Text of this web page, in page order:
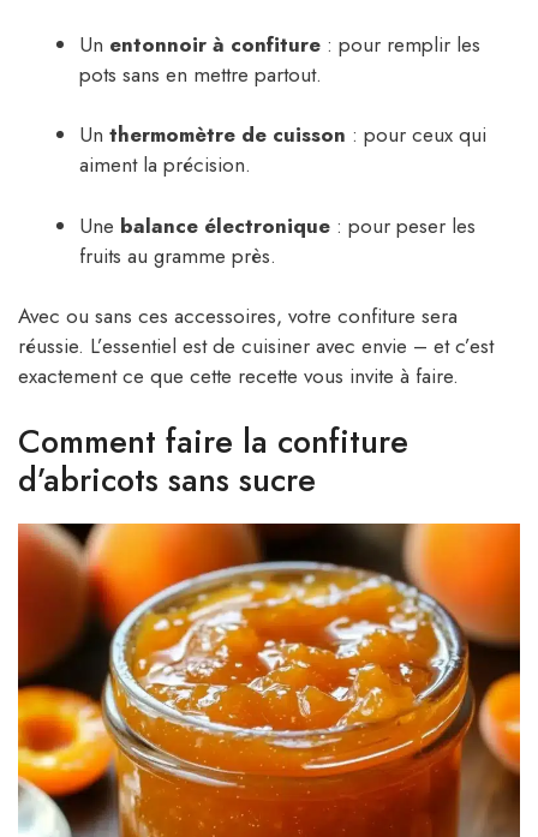
Un entonnoir à confiture : pour remplir les
pots sans en mettre partout.
Un thermomètre de cuisson : pour ceux qui
aiment la précision.
Une balance électronique : pour peser les
fruits au gramme près.
Avec ou sans ces accessoires, votre confiture sera
réussie. L’essentiel est de cuisiner avec envie – et c’est
exactement ce que cette recette vous invite à faire.
Comment faire la confiture
d’abricots sans sucre